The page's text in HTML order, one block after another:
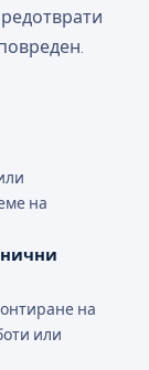
на
на
или